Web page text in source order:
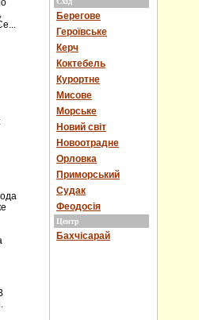
Берегове
Героївське
Керч
Коктебель
Курортне
Мисове
Морське
Новий світ
Новоотрадне
Орловка
Приморський
Судак
Феодосія
Центр
Бахчісарай